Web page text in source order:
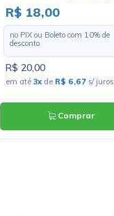
Solda Fio - PBS-24-202
R$ 18,00
no PIX ou Boleto com 10% de
desconto
R$ 20,00
em até 3xde R$ 6,67s/ juros
Comprar